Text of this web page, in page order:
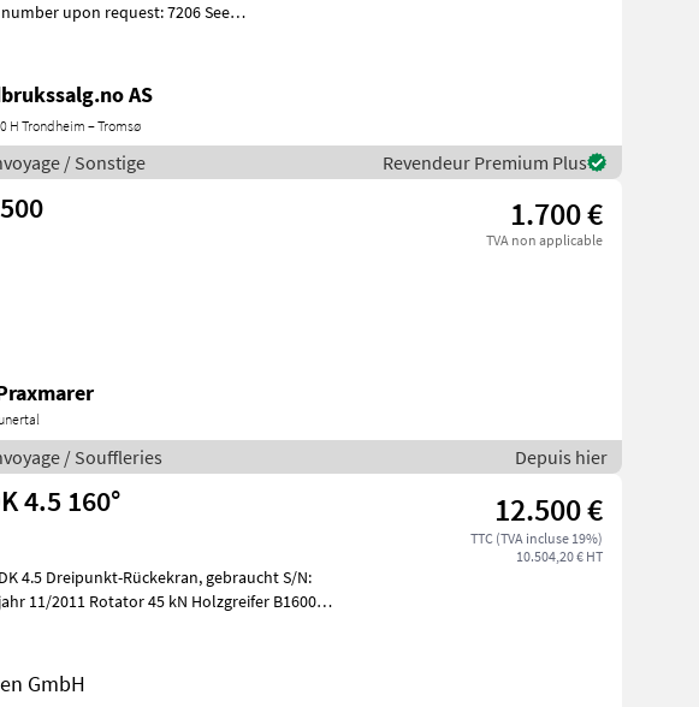
upon request: 7206 See
AS
H Trondheim – Tromsø
/ Sonstige Revendeur Premium Plus
1.700 €
TVA non applicable
/ Souffleries Depuis hier
4.5 160° 12.500 €
TTC (TVA incluse 19%)
10.504,20 € HT
Dreipunkt-Rückekran, gebraucht S/N:
11/2011 Rotator 45 kN Holzgreifer B1600
GmbH